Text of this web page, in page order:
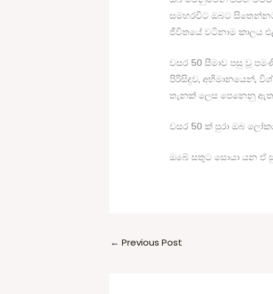
සමහරවිට ඔබට
ජීවිතයේ වටිනාම කාලය
වසර 50 සීමාව පසු වූ
පිරිසිදුව, අභිමානයෙන්,
තැනක් ලෙස පෙනෙනු
වසර 50 ක් පුරා ඔබ
ඔබේ සතුට සොයා යන ඒ
← Previous Post